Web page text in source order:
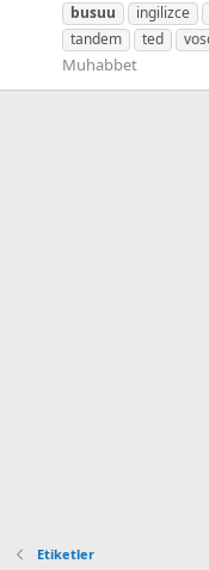
busuu
ingilizce
tandem
ted
Muhabbet
Etiketler